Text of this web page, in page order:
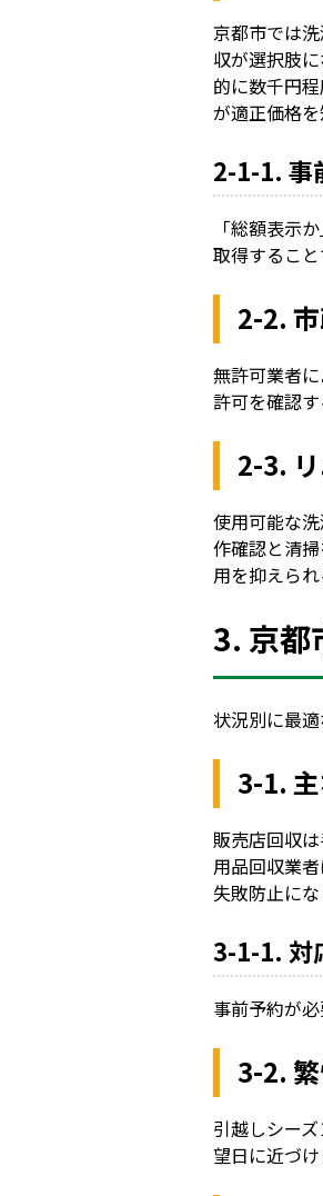
京都市では
収が選択肢
的に数千円
が適正価格を
2-1-1. 事
「総額表示
取得すること
2-2.
無許可業者
許可を確認
2-3.
使用可能な
作確認と清
用を抑えられ
3. 京都
状況別に最
3-1.
販売店回収
用品回収業
失敗防止にな
3-1-1. 対
事前予約が
3-2.
引越しシー
望日に近づけ